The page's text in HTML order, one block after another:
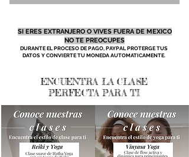
SI ERES EXTRANJERO O VIVES FUERA DE MEXICO
NO TE PREOCUPES
DURANTE EL PROCESO DE PAGO, PAYPAL PROTERGE TUS
DATOS Y CONVIERTE TU MONEDA AUTOMATICAMENTE.
ENCUENTRA LA CLASE
PERFECTA PARA TI